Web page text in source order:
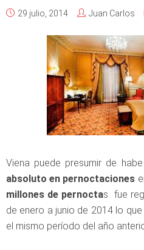
29 julio, 2014 Juan Carlos
Viena puede presumir de
absoluto en pernoctaciones
millones de pernoctas fue
de enero a junio de 2014 lo
el mismo período del año